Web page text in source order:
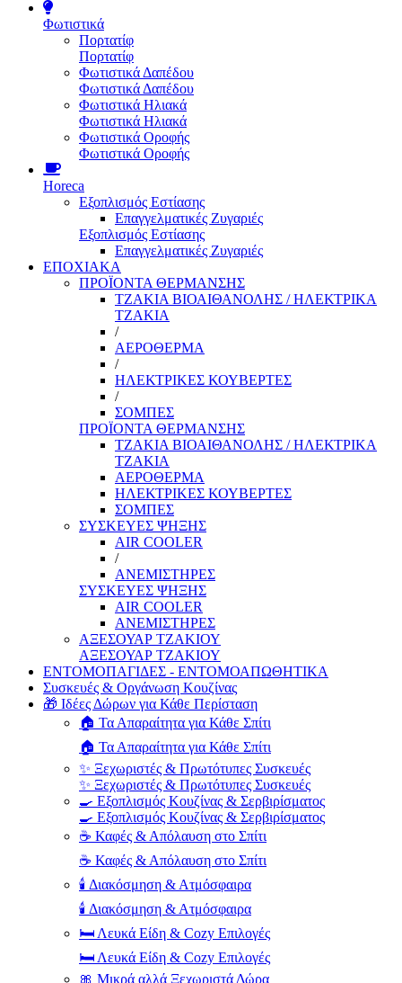
Φωτιστικά
Πορτατίφ
Πορτατίφ
Φωτιστικά Δαπέδου
Φωτιστικά Δαπέδου
Φωτιστικά Ηλιακά
Φωτιστικά Ηλιακά
Φωτιστικά Οροφής
Φωτιστικά Οροφής
Horeca
Εξοπλισμός Εστίασης
Επαγγελματικές Ζυγαριές
Εξοπλισμός Εστίασης
Επαγγελματικές Ζυγαριές
ΕΠΟΧΙΑΚΑ
ΠΡΟΪΟΝΤΑ ΘΕΡΜΑΝΣΗΣ
ΤΖΑΚΙΑ ΒΙΟΑΙΘΑΝΟΛΗΣ / ΗΛΕΚΤΡΙΚΑ
ΤΖΑΚΙΑ
/
ΑΕΡΟΘΕΡΜΑ
/
ΗΛΕΚΤΡΙΚΕΣ ΚΟΥΒΕΡΤΕΣ
/
ΣΟΜΠΕΣ
ΠΡΟΪΟΝΤΑ ΘΕΡΜΑΝΣΗΣ
ΤΖΑΚΙΑ ΒΙΟΑΙΘΑΝΟΛΗΣ / ΗΛΕΚΤΡΙΚΑ
ΤΖΑΚΙΑ
ΑΕΡΟΘΕΡΜΑ
ΗΛΕΚΤΡΙΚΕΣ ΚΟΥΒΕΡΤΕΣ
ΣΟΜΠΕΣ
ΣΥΣΚΕΥΕΣ ΨΗΞΗΣ
AIR COOLER
/
ΑΝΕΜΙΣΤΗΡΕΣ
ΣΥΣΚΕΥΕΣ ΨΗΞΗΣ
AIR COOLER
ΑΝΕΜΙΣΤΗΡΕΣ
ΑΞΕΣΟΥΑΡ ΤΖΑΚΙΟΥ
ΑΞΕΣΟΥΑΡ ΤΖΑΚΙΟΥ
ΕΝΤΟΜΟΠΑΓΙΔΕΣ - ΕΝΤΟΜΟΑΠΩΘΗΤΙΚΑ
Συσκευές & Οργάνωση Κουζίνας
🎁 Ιδέες Δώρων για Κάθε Περίσταση
🏠 Τα Απαραίτητα για Κάθε Σπίτι
🏠 Τα Απαραίτητα για Κάθε Σπίτι
✨ Ξεχωριστές & Πρωτότυπες Συσκευές
✨ Ξεχωριστές & Πρωτότυπες Συσκευές
🍳 Εξοπλισμός Κουζίνας & Σερβιρίσματος
🍳 Εξοπλισμός Κουζίνας & Σερβιρίσματος
☕ Καφές & Απόλαυση στο Σπίτι
☕ Καφές & Απόλαυση στο Σπίτι
🕯️ Διακόσμηση & Ατμόσφαιρα
🕯️ Διακόσμηση & Ατμόσφαιρα
🛏️ Λευκά Είδη & Cozy Επιλογές
🛏️ Λευκά Είδη & Cozy Επιλογές
🎀 Μικρά αλλά Ξεχωριστά Δώρα